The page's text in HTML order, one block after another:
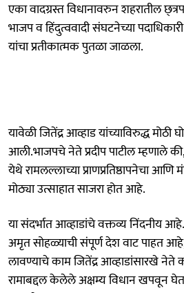
एका वादग्रस्त विधानावरुन शहरातील
भाजप व हिंदुत्ववादी संघटनेच्या
यांचा प्रतीकात्मक पुतळा जाळला.
यावेळी जितेंद्र आव्हाड यांच्याविरुद्ध मोठी
आली.भाजपचे नेते प्रदीप पाटील म्हणाले
येथे रामलल्लाच्या प्राणप्रतिष्ठापनेचा
मोठ्या उत्साहात साजरा होत आहे.
या संदर्भात आव्हाडांचे वक्तव्य निंदनीय
अमृत सोहळ्याची संपूर्ण देश वाट पाहत
लावण्याचे काम जितेंद्र आव्हाडांसारखे नेते
रामाबद्दल केलेले अक्षम्य विधान खपवून